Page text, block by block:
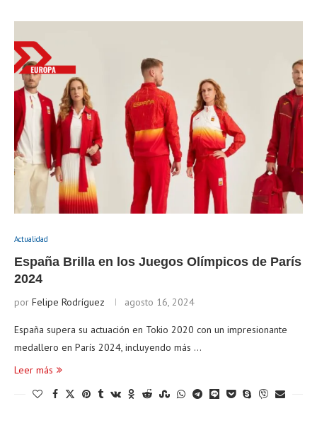
Actualidad
España Brilla en los Juegos Olímpicos de París
2024
por Felipe Rodríguez agosto 16, 2024
España supera su actuación en Tokio 2020 con un impresionante
medallero en París 2024, incluyendo más …
Leer más